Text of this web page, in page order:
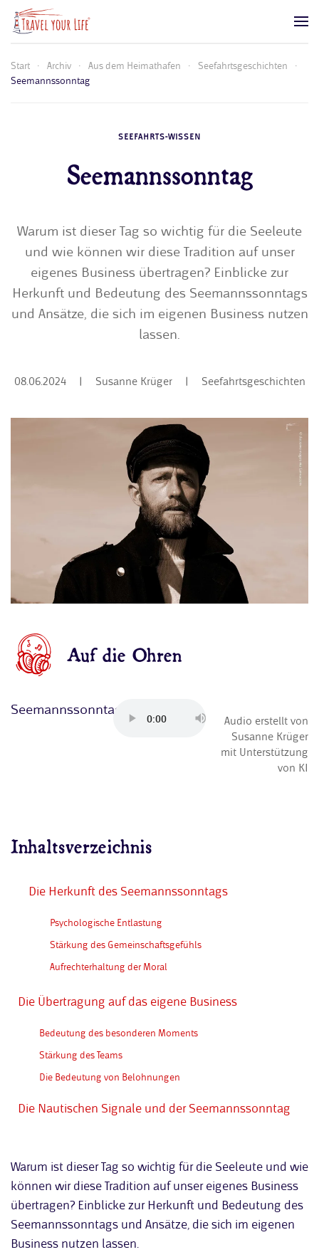
Start Archiv Aus dem Heimathafen
Seefahrtsgeschichten
Seemannssonntag
SEEFAHRTS-WISSEN
Seemannssonntag
Warum ist dieser Tag so wichtig für die Seeleute
und wie können wir diese Tradition auf unser
eigenes Business übertragen? Einblicke zur
Herkunft und Bedeutung des Seemannssonntags
und Ansätze, die sich im eigenen Business nutzen
lassen.
08.06.2024| Susanne Krüger| Seefahrtsgeschichten
Auf die Ohren
Seemannssonntag
Audio erstellt von
Susanne Krüger
mit Unterstützung
von KI
Inhaltsverzeichnis
Die Herkunft des Seemannssonntags
Psychologische Entlastung
Stärkung des Gemeinschaftsgefühls
Aufrechterhaltung der Moral
Die Übertragung auf das eigene Business
Bedeutung des besonderen Moments
Stärkung des Teams
Die Bedeutung von Belohnungen
Die Nautischen Signale und der Seemannssonntag
Warum ist dieser Tag so wichtig für die Seeleute und wie
können wir diese Tradition auf unser eigenes Business
übertragen? Einblicke zur Herkunft und Bedeutung des
Seemannssonntags und Ansätze, die sich im eigenen
Business nutzen lassen.